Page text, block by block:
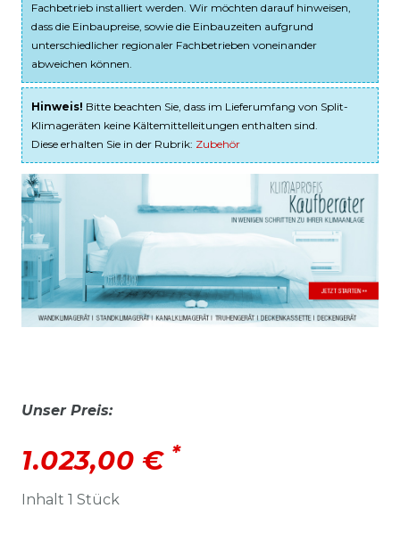
Fachbetrieb installiert werden. Wir möchten darauf hinweisen,
dass die Einbaupreise, sowie die Einbauzeiten aufgrund
unterschiedlicher regionaler Fachbetrieben voneinander
abweichen können.
Hinweis! Bitte beachten Sie, dass im Lieferumfang von Split-
Klimageräten keine Kältemittelleitungen enthalten sind.
Diese erhalten Sie in der Rubrik: Zubehör
Unser Preis:
1.023,00 € *
Inhalt 1 Stück